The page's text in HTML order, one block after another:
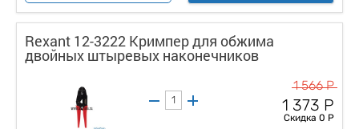
Rexant 12-3222 Кримпер для обжима
двойных штыревых наконечников
1 566 Р
1 373 Р
Скидка 0 Р